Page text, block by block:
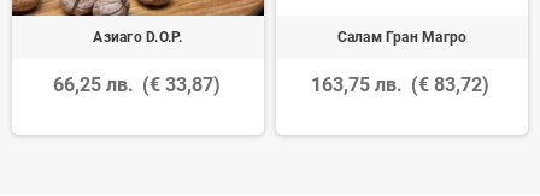
Азиаго D.O.P.
66,25 лв. (€ 33,87)
Салам Гран Магро
163,75 лв. (€ 83,72)